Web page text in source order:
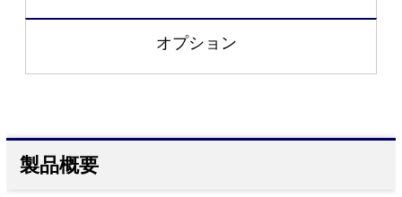
オプション
製品概要